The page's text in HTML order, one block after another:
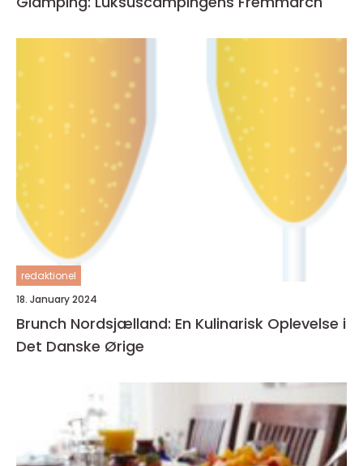
redaktionel
18. January 2024
Brunch Nordsjælland: En Kulinarisk Oplevelse i
Det Danske Ørige